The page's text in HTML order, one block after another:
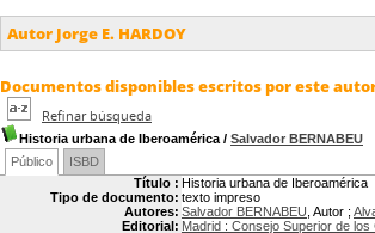
Autor Jorge E. HARDOY
Documentos disponibles escritos por este
Refinar búsqueda
Historia urbana de Iberoamérica / Salvador BERNABEU
Público
ISBD
Título : Historia urbana de Iberoamérica
Tipo de documento: texto impreso
Autores: Salvador BERNABEU , Autor ;
Editorial: Madrid : Consejo Superior de